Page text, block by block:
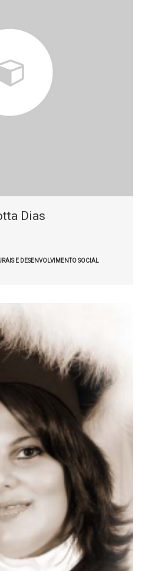
Dias
E DESENVOLVIMENTO SOCIAL